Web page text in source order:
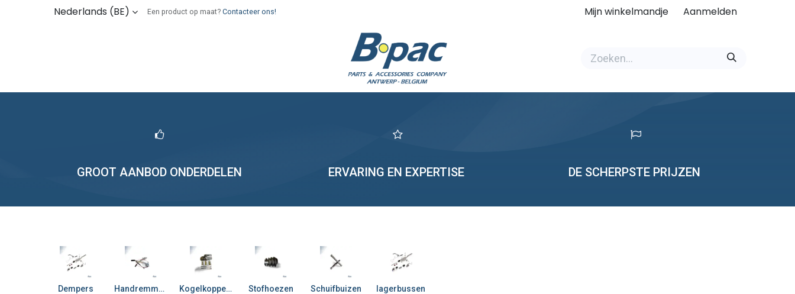
Overslaan naar inhoudNederlands (BE) Een product op maat? Contacteer ons! Mijn winkelmandje Aanmelden
GROOT AANBOD ONDERDELEN ERVARING EN EXPERTISE DE SCHERPSTE PRIJZEN
Dempers Handremmen Kogelkoppelingen Stofhoezen Schuifbuizen lagerbussen